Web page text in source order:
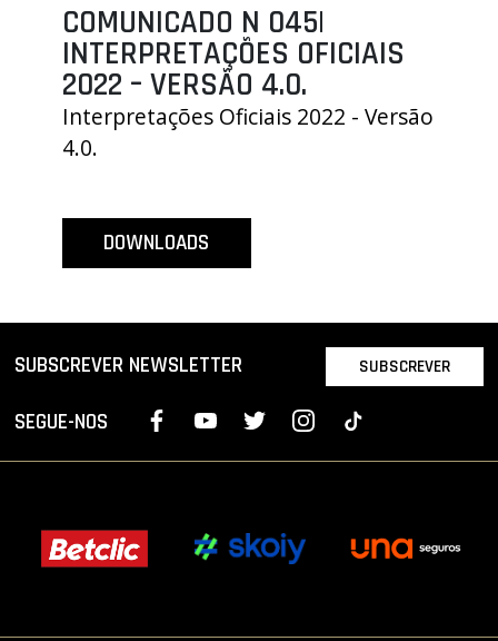
AGENDA
SELEÇÕES
MINIBASQUETE
ÁREA TÉCNICA
LIGA BETCLIC MASCULINA
LIGA BETCLIC FEMININA
COMUNICADO N 045|
INTERPRETAÇÕES OFICIAIS
2022 – VERSÃO 4.0.
Interpretações Oficiais 2022 - Versão
4.0.
DOWNLOADS
SUBSCREVER NEWSLETTER SUBSCREVER
SEGUE-NOS